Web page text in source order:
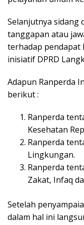
Selanjutnya sidang
tanggapan atau
terhadap pendapat
inisiatif DPRD
Adapun Ranperda
berikut :
Ranperda
Kesehatan
Ranperda
Lingkungan.
Ranperda
Zakat, Infaq
Setelah
dalam hal ini